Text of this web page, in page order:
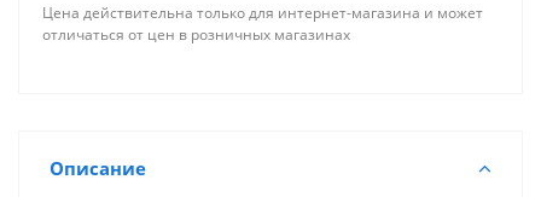
Цена действительна только для интернет-магазина и может
отличаться от цен в розничных магазинах
Описание